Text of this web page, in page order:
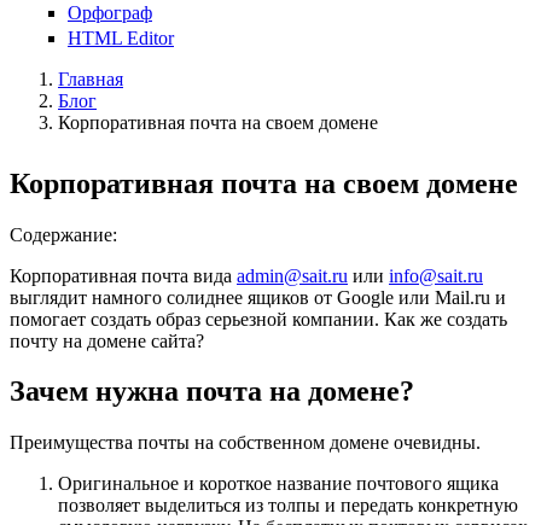
Орфограф
HTML Editor
Главная
Блог
Корпоративная почта на своем домене
Корпоративная почта на своем домене
Содержание:
Корпоративная почта вида admin@sait.ru или info@sait.ru
выглядит намного солиднее ящиков от Google или Mail.ru и
помогает создать образ серьезной компании. Как же создать
почту на домене сайта?
Зачем нужна почта на домене?
Преимущества почты на собственном домене очевидны.
Оригинальное и короткое название почтового ящика
позволяет выделиться из толпы и передать конкретную